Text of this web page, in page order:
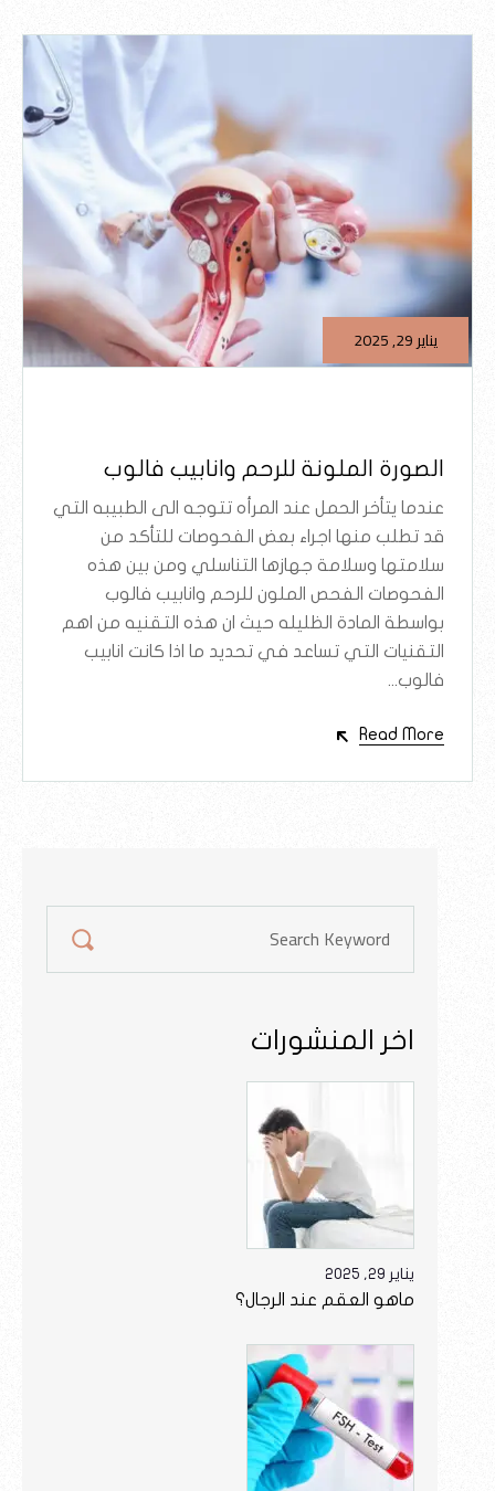
يناير 29, 2025
الصورة الملونة للرحم وانابيب فالوب
عندما يتأخر الحمل عند المرأه تتوجه الى الطبيبه التي
قد تطلب منها اجراء بعض الفحوصات للتأكد من
سلامتها وسلامة جهازها التناسلي ومن بين هذه
الفحوصات الفحص الملون للرحم وانابيب فالوب
بواسطة المادة الظليله حيث ان هذه التقنيه من اهم
التقنيات التي تساعد في تحديد ما اذا كانت انابيب
فالوب...
Read More
اخر المنشورات
ماهو العقم عند الرجال؟
يناير 29, 2025